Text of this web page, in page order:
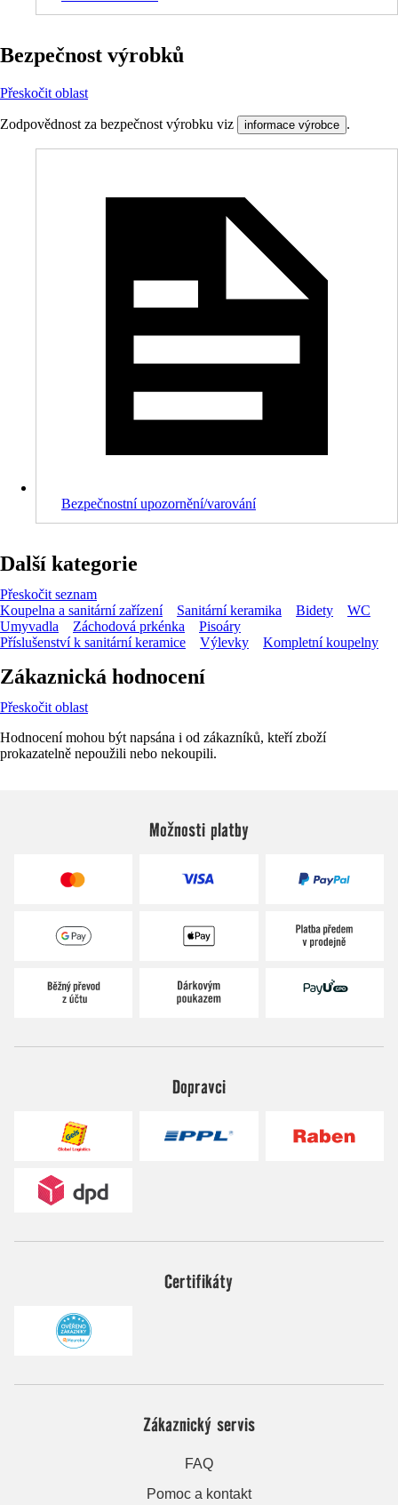
Bezpečnost výrobků
Přeskočit oblast
Zodpovědnost za bezpečnost výrobku viz informace výrobce .
Bezpečnostní upozornění/varování
Další kategorie
Přeskočit seznam
Koupelna a sanitární zařízení
Sanitární keramika Bidety
WC
Umyvadla
Záchodová prkénka
Pisoáry
Příslušenství k sanitární keramice
Výlevky Kompletní koupelny
Zákaznická hodnocení
Přeskočit oblast
Hodnocení mohou být napsána i od zákazníků, kteří zboží
prokazatelně nepoužili nebo nekoupili.
Možnosti platby
Dopravci
Certifikáty
Zákaznický servis
FAQ
Pomoc a kontakt